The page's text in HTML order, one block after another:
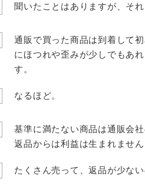
聞いたことはありますが、そ
通販で買った商品は到着して
にほつれや歪みが少しでもあ
す。
なるほど。
基準に満たない商品は通販会
返品からは利益は生まれませ
たくさん売って、返品が少な